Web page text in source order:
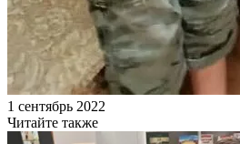
1 сентябрь 2022
Читайте также